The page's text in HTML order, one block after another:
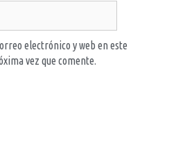
electrónico y web en este
vez que comente.